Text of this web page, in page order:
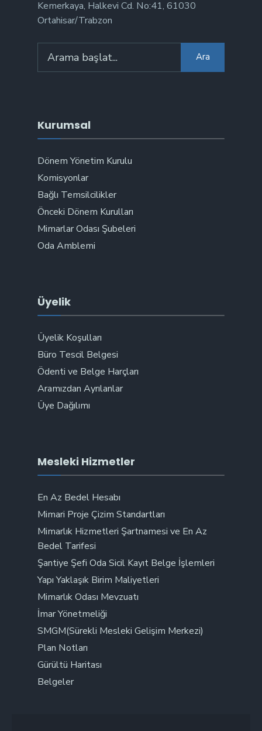
Kemerkaya, Halkevi Cd. No:41, 61030
Ortahisar/Trabzon
Ara
Kurumsal
Dönem Yönetim Kurulu
Komisyonlar
Bağlı Temsilcilikler
Önceki Dönem Kurulları
Mimarlar Odası Şubeleri
Oda Amblemi
Üyelik
Üyelik Koşulları
Büro Tescil Belgesi
Ödenti ve Belge Harçları
Aramızdan Ayrılanlar
Üye Dağılımı
Mesleki Hizmetler
En Az Bedel Hesabı
Mimari Proje Çizim Standartları
Mimarlık Hizmetleri Şartnamesi ve En Az
Bedel Tarifesi
Şantiye Şefi Oda Sicil Kayıt Belge İşlemleri
Yapı Yaklaşık Birim Maliyetleri
Mimarlık Odası Mevzuatı
İmar Yönetmeliği
SMGM(Sürekli Mesleki Gelişim Merkezi)
Plan Notları
Gürültü Haritası
Belgeler